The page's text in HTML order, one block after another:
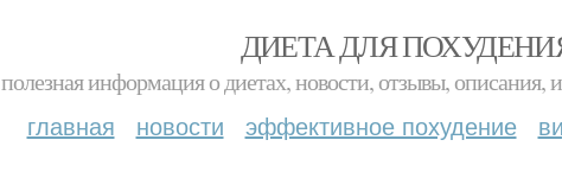
ДИЕТА ДЛЯ
полезная информация о диетах, новости, отзывы, описания,
главная новости эффективное похудение